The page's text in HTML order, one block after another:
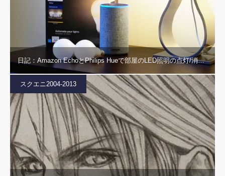
日記：Amazon EchoとPhilips Hueで部屋のLED照明の点灯/消…
スクエニ2004-2013